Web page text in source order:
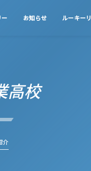
ー お知らせ ルーキー
高校
介